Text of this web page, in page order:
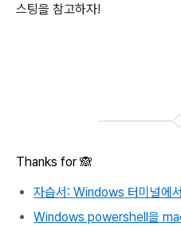
스팅을 참고하자!
Thanks for 🙈
자습서: Windows 터미널에
Windows powershell을